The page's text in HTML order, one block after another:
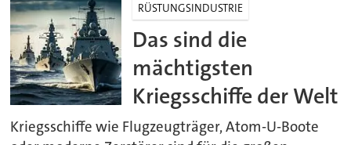
RÜSTUNGSINDUSTRIE
Das sind die
mächtigsten
Kriegsschiffe der Welt
Kriegsschiffe wie Flugzeugträger, Atom-U-Boote